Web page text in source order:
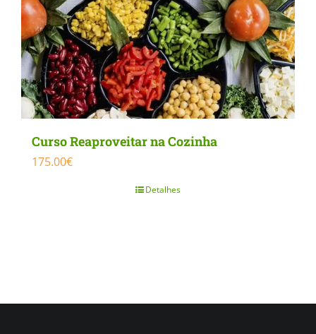
Curso Reaproveitar na Cozinha
175.00€
Detalhes